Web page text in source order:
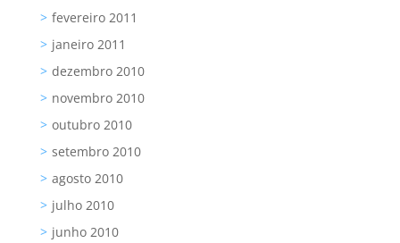
fevereiro 2011
janeiro 2011
dezembro 2010
novembro 2010
outubro 2010
setembro 2010
agosto 2010
julho 2010
junho 2010